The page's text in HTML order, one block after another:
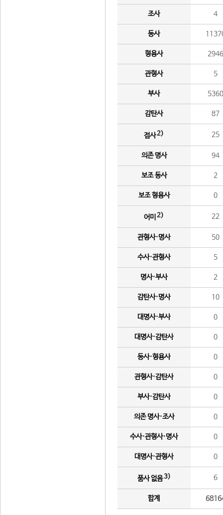
조사 4
동사
형용사 2946
관형사 5
부사 5360
감탄사 87
접사2) 25
의존 명사 94
보조 동사 2
보조 형용사 0
어미 2) 22
관형사·명사 50
수사·관형사 5
명사·부사 2
감탄사·명사 10
대명사·부사 0
대명사·감탄사 0
동사·형용사 0
관형사·감탄사 0
부사·감탄사 0
의존 명사·조사 0
수사·관형사·명사 0
대명사·관형사 0
품사 없음3) 6
합계